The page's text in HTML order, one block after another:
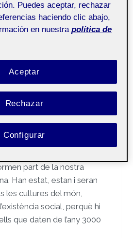
22 mayo, 2023
part de la nostra
Han estat, estan i seran
les cultures del món,
social, perquè hi
que daten de l’any 3000
Puedes aceptar, rechazar
haciendo clic abajo,
en nuestra política de
Rechazar
Aceptar
Configurar